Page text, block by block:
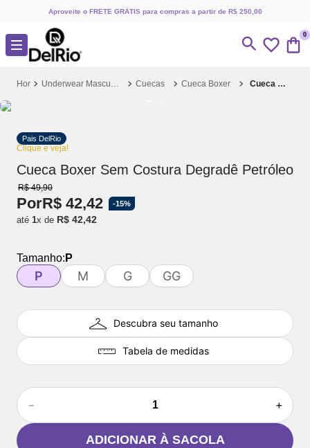
Aproveite o FRETE GRÁTIS para compras a partir de R$ 250,00
0
Underwear Masculino Cuecas Cueca Boxer Cueca Boxer Sem Costura Degradê Petróleo
Pais DelRio
Clique e veja!
Cueca Boxer Sem Costura Degradê Petróleo
R$ 49,90
PorR$ 42,42 -15%
até 1x de R$ 42,42
Tamanho: P
P M G GG
Descubra seu tamanho
Tabela de medidas
＋
－
ADICIONAR À SACOLA